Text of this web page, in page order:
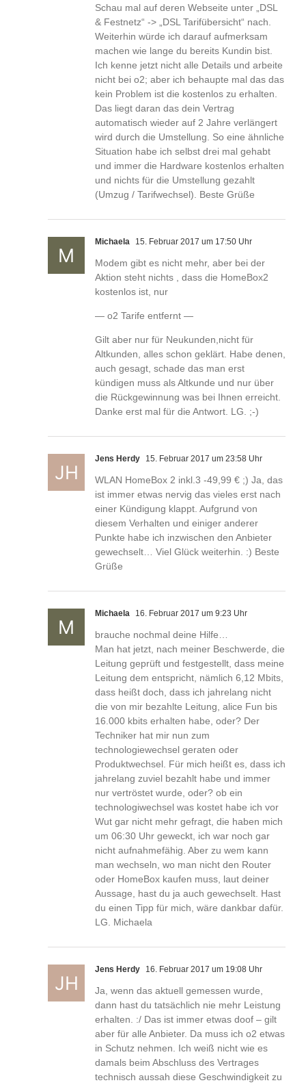
Schau mal auf deren Webseite unter „DSL
& Festnetz“ -> „DSL Tarifübersicht“ nach.
Weiterhin würde ich darauf aufmerksam
machen wie lange du bereits Kundin bist.
Ich kenne jetzt nicht alle Details und arbeite
nicht bei o2; aber ich behaupte mal das das
kein Problem ist die kostenlos zu erhalten.
Das liegt daran das dein Vertrag
automatisch wieder auf 2 Jahre verlängert
wird durch die Umstellung. So eine ähnliche
Situation habe ich selbst drei mal gehabt
und immer die Hardware kostenlos erhalten
und nichts für die Umstellung gezahlt
(Umzug / Tarifwechsel). Beste Grüße
Michaela 15. Februar 2017 um 17:50 Uhr
Modem gibt es nicht mehr, aber bei der
Aktion steht nichts , dass die HomeBox2
kostenlos ist, nur
— o2 Tarife entfernt —
Gilt aber nur für Neukunden,nicht für
Altkunden, alles schon geklärt. Habe denen,
auch gesagt, schade das man erst
kündigen muss als Altkunde und nur über
die Rückgewinnung was bei Ihnen erreicht.
Danke erst mal für die Antwort. LG. ;-)
Jens Herdy 15. Februar 2017 um 23:58 Uhr
WLAN HomeBox 2 inkl.3 -49,99 € ;) Ja, das
ist immer etwas nervig das vieles erst nach
einer Kündigung klappt. Aufgrund von
diesem Verhalten und einiger anderer
Punkte habe ich inzwischen den Anbieter
gewechselt… Viel Glück weiterhin. :) Beste
Grüße
Michaela 16. Februar 2017 um 9:23 Uhr
brauche nochmal deine Hilfe…
Man hat jetzt, nach meiner Beschwerde, die
Leitung geprüft und festgestellt, dass meine
Leitung dem entspricht, nämlich 6,12 Mbits,
dass heißt doch, dass ich jahrelang nicht
die von mir bezahlte Leitung, alice Fun bis
16.000 kbits erhalten habe, oder? Der
Techniker hat mir nun zum
technologiewechsel geraten oder
Produktwechsel. Für mich heißt es, dass ich
jahrelang zuviel bezahlt habe und immer
nur vertröstet wurde, oder? ob ein
technologiwechsel was kostet habe ich vor
Wut gar nicht mehr gefragt, die haben mich
um 06:30 Uhr geweckt, ich war noch gar
nicht aufnahmefähig. Aber zu wem kann
man wechseln, wo man nicht den Router
oder HomeBox kaufen muss, laut deiner
Aussage, hast du ja auch gewechselt. Hast
du einen Tipp für mich, wäre dankbar dafür.
LG. Michaela
Jens Herdy 16. Februar 2017 um 19:08 Uhr
Ja, wenn das aktuell gemessen wurde,
dann hast du tatsächlich nie mehr Leistung
erhalten. :/ Das ist immer etwas doof – gilt
aber für alle Anbieter. Da muss ich o2 etwas
in Schutz nehmen. Ich weiß nicht wie es
damals beim Abschluss des Vertrages
technisch aussah diese Geschwindigkeit zu